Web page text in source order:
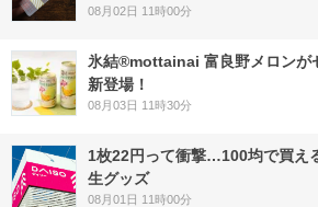
08月02日 11時00分
氷結®mottainai 富良野メロンが
新登場！
08月03日 11時30分
1枚22円って衝撃…100均で買え
生グッズ
08月01日 11時00分